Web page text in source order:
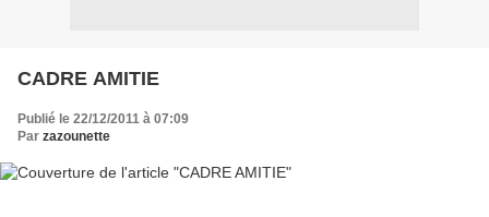
CADRE AMITIE
Publié le 22/12/2011 à 07:09
Par zazounette